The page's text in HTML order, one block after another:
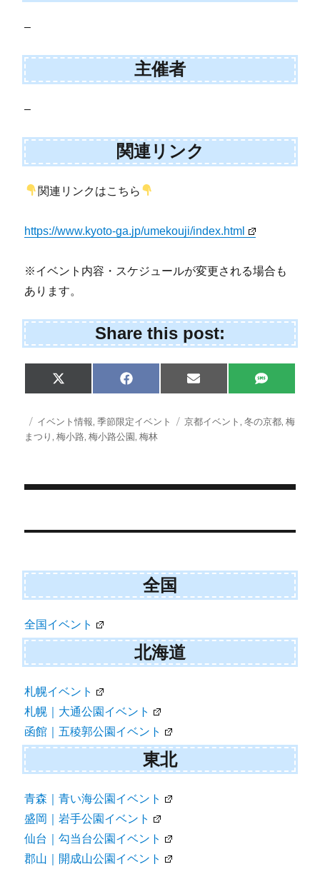
–
主催者
–
関連リンク
関連リンクはこちら
https://www.kyoto-ga.jp/umekouji/index.html
※イベント内容・スケジュールが変更される場合も
あります。
Share this post:
Share
on
X
(
w
t
)
Share
on
F
a
e
b
o
Share
on
E
m
i
l
Share
on
S
M
投
稿
カ
テ
イベント情報,季節限定イベント
タ
京都イベント,冬の京都,梅
まつり,梅小路,梅小路公園,梅林
稿
ナ
ビ
ゲ
ー
シ
ョ
ン
全国
全国イベント
北海道
札幌イベント
札幌｜大通公園イベント
函館｜五稜郭公園イベント
東北
青森｜青い海公園イベント
盛岡｜岩手公園イベント
仙台｜勾当台公園イベント
郡山｜開成山公園イベント